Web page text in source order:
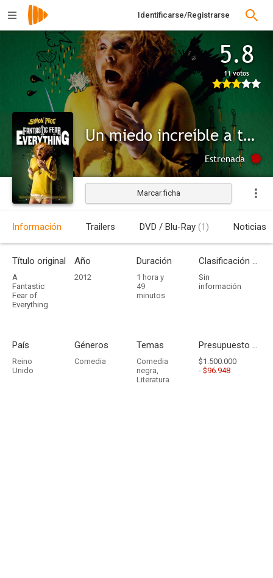
Identificarse/Registrarse
5.8
11 votos
Un miedo increíble a todo lo que existe
Estrenada
Marcar ficha
Información Trailers DVD / Blu-Ray (1) Noticias
Título original
A
Fantastic
Fear of
Everything
Año
2012
Duración
1 hora y
49
minutos
Clasificación por edades
Sin
información
País
Reino
Unido
Géneros
Comedia
Temas
Comedia
negra,
Literatura
Presupuesto - Ingresos
$1.500.000
- $96.948